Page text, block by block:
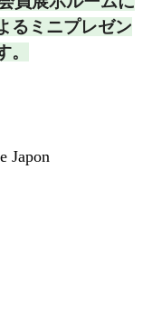
るミニプレゼン
。
Japon